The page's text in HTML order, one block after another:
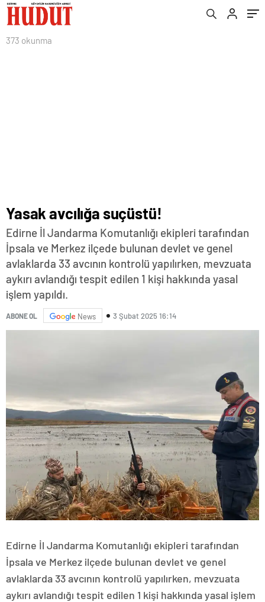
373 okunma
Yasak avcılığa suçüstü!
Edirne İl Jandarma Komutanlığı ekipleri tarafından
İpsala ve Merkez ilçede bulunan devlet ve genel
avlaklarda 33 avcının kontrolü yapılırken, mevzuata
aykırı avlandığı tespit edilen 1 kişi hakkında yasal
işlem yapıldı.
ABONE OL News 3 Şubat 2025 16:14
Edirne İl Jandarma Komutanlığı ekipleri tarafından
İpsala ve Merkez ilçede bulunan devlet ve genel
avlaklarda 33 avcının kontrolü yapılırken, mevzuata
aykırı avlandığı tespit edilen 1 kişi hakkında yasal işlem